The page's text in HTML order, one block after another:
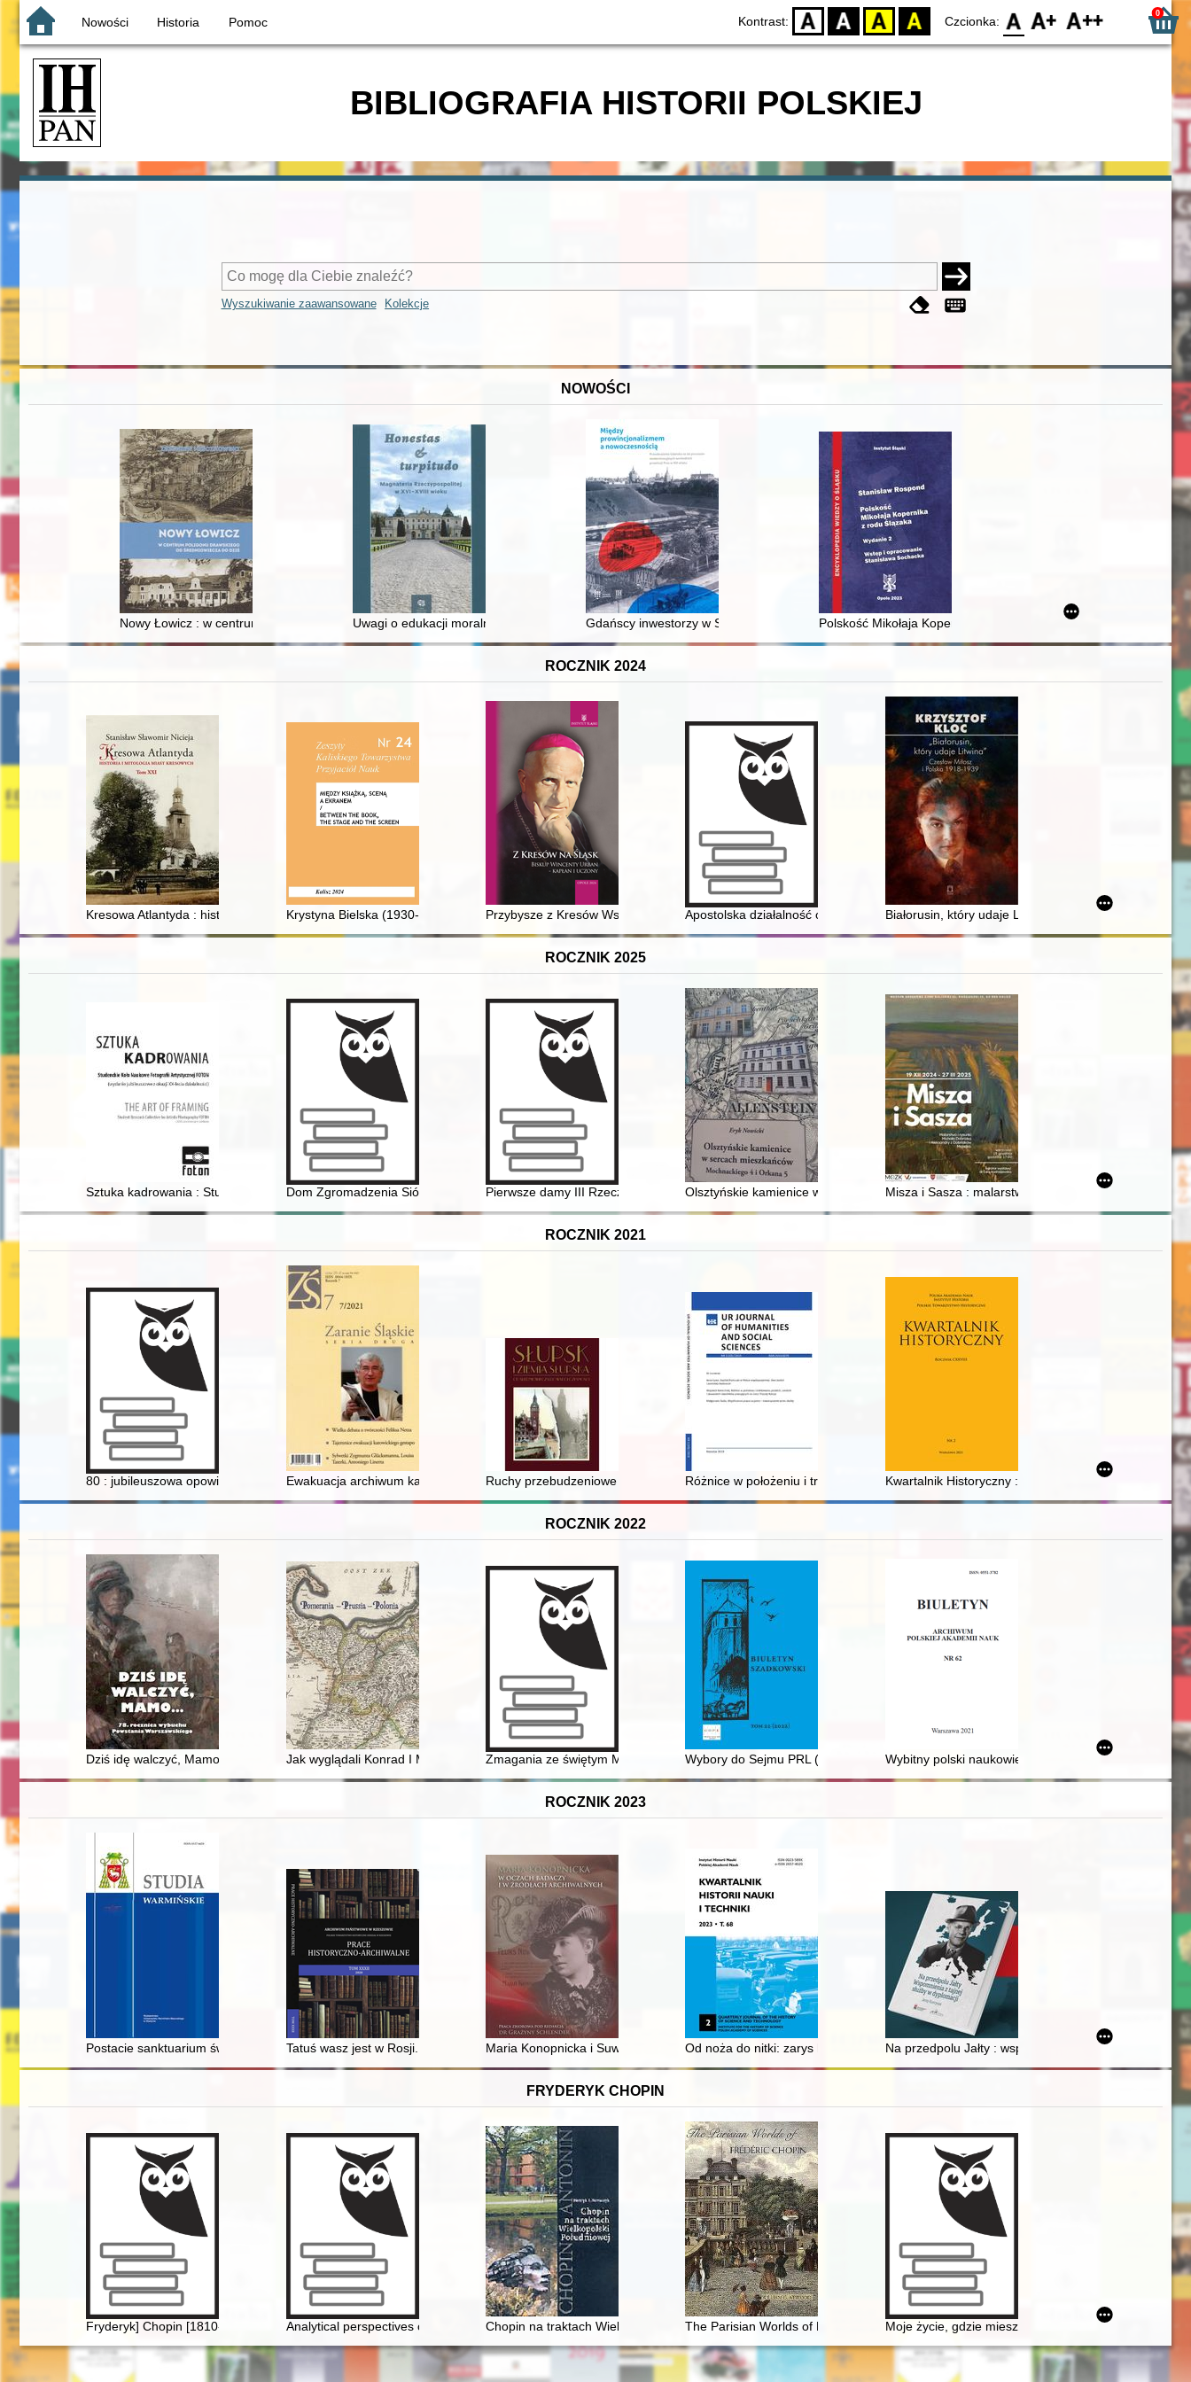
Nowości Historia Pomoc Kontrast: D BW YB BY Czcionka: F0 F1 F2 0
BIBLIOGRAFIA HISTORII POLSKIEJ
Wyszukiwanie zaawansowane Kolekcje
NOWOŚCI
Nowy Łowicz : w centrum poligonu drawskiego od średniowiecza do dziśUwagi o edukacji moralnej synów szlacheckich w XVI-wiecznej RzeczypospolitejGdańscy inwestorzy w Sopocie : prestiż finansowy i towarzyski lokalnego mieszczaństwa w 2. poł. XIX w
Polskość Mikołaja Kopernika z rodu Ślązaka
ROCZNIK 2024
Kresowa Atlantyda : historia i mitologia miast kresowych. T. 21,Krystyna Bielska (1930-2021) : muzykolog, bibliotekarz, autor bibliografii
Przybysze z Kresów Wschodnich i ich potomkowie a działalność opozycyjna i opór społeczny na Śląsku Opolskim w latach
Apostolska działalność opiekuńcza Księży Michalitów na rzecz dzieci polskich i żydowskich
Białorusin, który udaje Litwina" : Czesław Miłosz i
ROCZNIK 2025
Sztuka kadrowania : Studenckie Koło Naukowe Fotografii Artystycznej FOTON : (wydanie jubileuszowe z okazji XX-lecia działalności) = The art of framing : Student Reasearch Collective for Artistic
Dom Zgromadzenia Sióstr Służebnic Matki Dobrego Pasterza w Białymstoku przy ul. Elizy Orzeszkowej 5 w latach 1925-2025
Pierwsze damy III Rzeczypospolitej : portret zbiorowy. Cz. 2 = The first ladies of the Third Polish Republic : a group portrait.
Olsztyńskie kamienice w sercach mieszkańców : Mochnackiego 4 i Orkana 5
Misza i Sasza : malarstwo i rysunki Michała
ROCZNIK 2021
80 : jubileuszowa opowieść o Leszku DługoszuEwakuacja archiwum katowickiego gestapo w świetle relacji Jiříego Wehlego, więźnia Sonderkommando Kattowitz
Ruchy przebudzeniowe i staroluteranizm w okolicach Słupska od początku XIX w. : przegląd badań
Różnice w położeniu i traktowaniu polskich, czeskich i słowackich robotników
Kwartalnik Historyczny : założony przez Xawerego
ROCZNIK 2022
Dziś idę walczyć, Mamo... : 78. rocznica wybuchu Powstania Warszawskiego : praca zbiorowa
Jak wyglądali Konrad I Mazowiecki i jego synowie?Zmagania ze świętym Marcinem Wybory do Sejmu PRL (18 października 1985)Wybitny polski naukowiec Leon Cienkowski (1822-
ROCZNIK 2023
Postacie sanktuarium świętolipskiego w ciągu wieków - recenzja]
Tatuś wasz jest w Rosji... - recenzja]Maria Konopnicka i Suwałki : źródła, pamięć, wiedza, tradycjaOd noża do nitki: zarys historii rozwoju narzędzi chirurgicznych = From Knife to Suture:
Na przedpolu Jałty : wspomnienia z tajnej służby w
FRYDERYK CHOPIN
Fryderyk] Chopin [1810-1849] i George Sand [1804-1876] miłość nie od pierwszego spojrzenia
Analytical perspectives on the music of ChopinChopin na traktach Wielkopolski południowejThe Parisian Worlds of Frédéric ChopinMoje życie, gdzie mieszka B[r]zowski?" - glosa do